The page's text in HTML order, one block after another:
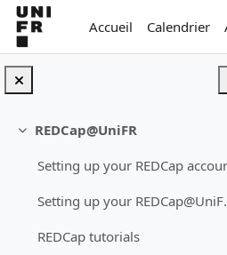
Passer au contenu principal
Accueil
Calendrier
Replier
REDCap@UniFR
Setting up your REDCap
Setting
REDCap tutorials